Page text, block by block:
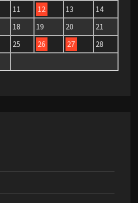
11 12 13
14
18 19 20
21
25 26 27
28